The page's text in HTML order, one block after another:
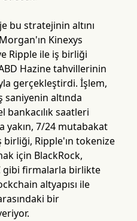
bu stratejinin altını
Kinexys
Ripple ile iş birliği
Hazine tahvillerinin
gerçekleştirdi. İşlem,
saniyenin altında
bankacılık saatleri
yakın, 7/24 mutabakat
Ripple'ın tokenize
için BlackRock,
gibi firmalarla birlikte
altyapısı ile
bir